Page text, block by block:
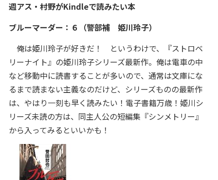
週アス・村野がKindleで読みたい本
ブルーマーダー：６（警部補 姫川玲子）
俺は姫川玲子が好きだ！ というわけで、『ストロベ
リーナイト』の姫川玲子シリーズ最新作。俺は電車の中
など移動中に読書することが多いので、通常は文庫にな
るまで読まない主義なのだけど、シリーズものの最新作
は、やはり一刻も早く読みたい！電子書籍万歳！姫川シ
リーズ未読の方は、同主人公の短編集『シンメトリー』
から入ってみるといいかも！